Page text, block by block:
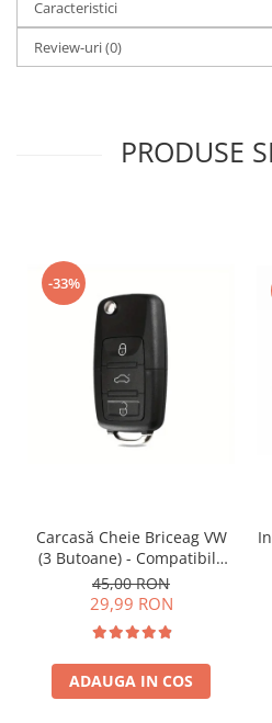
Caracteristici
Review-uri(0)
PRODUSE
-33%
Carcasă Cheie Briceag VW
(3 Butoane) - Compatibilă
Golf 5, Jetta, Touran etc
45,00 RON
29,99 RON
ADAUGA IN COS